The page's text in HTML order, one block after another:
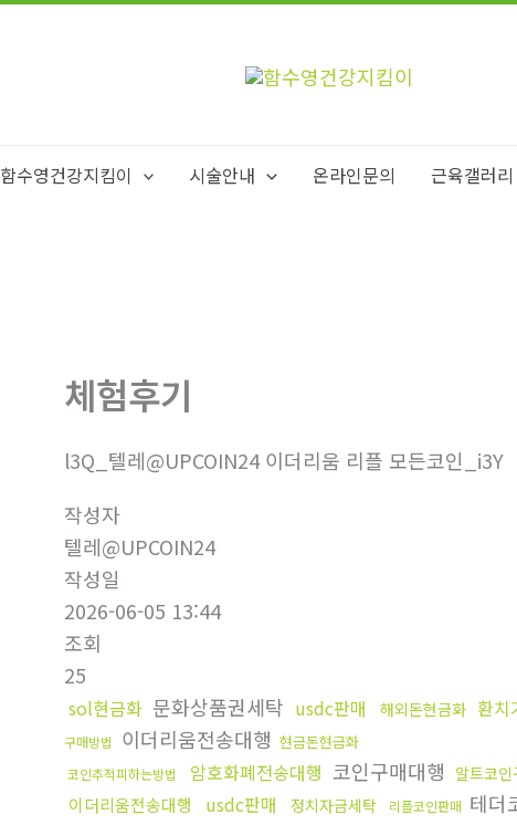
함수영건강지킴이 시술안내 온라인문의 근육갤러리
체험후기
l3Q_텔레@UPCOIN24 이더리움 리플 모든코인_i3Y
작성자
텔레@UPCOIN24
작성일
2026-06-05 13:44
조회
25
sol현금화 문화상품권세탁 usdc판매 해외돈현금화 환치
구매방법
이더리움전송대행 현금돈현금화
코인추적피하는방법 암호화폐전송대행 코인구매대행 알트코인
이더리움전송대행 usdc판매 정치자금세탁 리플코인판매 테더